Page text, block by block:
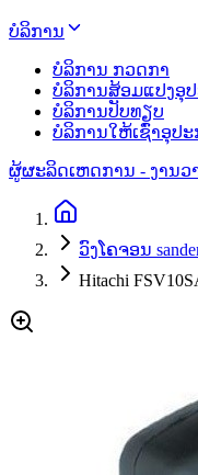
ບໍລິການ
ບໍລິການ ກວດກາ
ບໍລິການສ້ອມແປງອຸ
ບໍລິການປັບທຽບ
ບໍລິການໃຫ້ເຊົ່າອຸປ
ຜູ້ຜະລິດເຫດການ - ງານວ
ວົງໂຄຈອນ
Hitachi